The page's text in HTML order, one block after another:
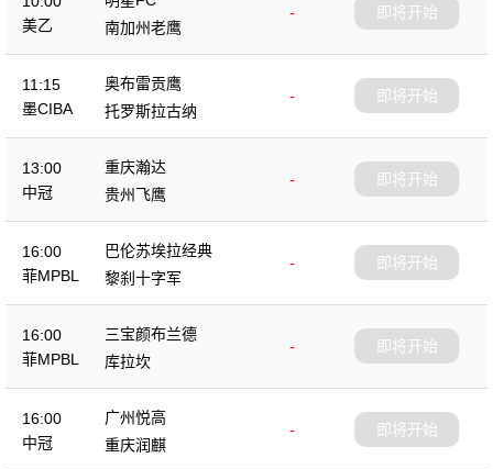
美乙
-
南加州老鹰
即将开始
11:15
墨CIBA
奥布雷贡鹰
-
托罗斯拉古纳
即将开始
13:00
中冠
重庆瀚达
-
贵州飞鹰
即将开始
16:00
菲MPBL
巴伦苏埃拉经典
-
黎刹十字军
即将开始
16:00
菲MPBL
三宝颜布兰德
-
库拉坎
即将开始
16:00
中冠
广州悦高
-
重庆润麒
即将开始